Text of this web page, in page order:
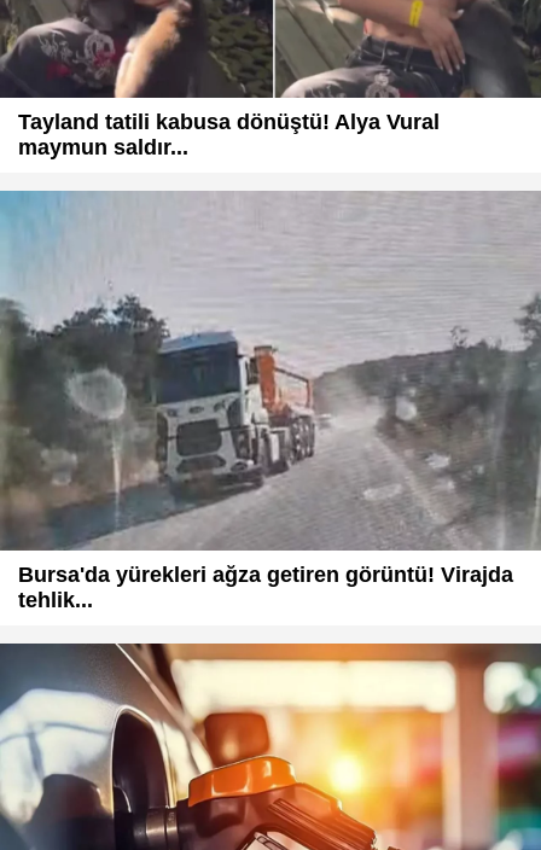
Tayland tatili kabusa dönüştü! Alya Vural
maymun saldır...
Bursa'da yürekleri ağza getiren görüntü! Virajda
tehlik...